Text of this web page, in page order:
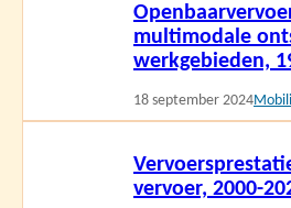
multimodale
werkgebieden,
18 september 2024
vervoer, 2000-